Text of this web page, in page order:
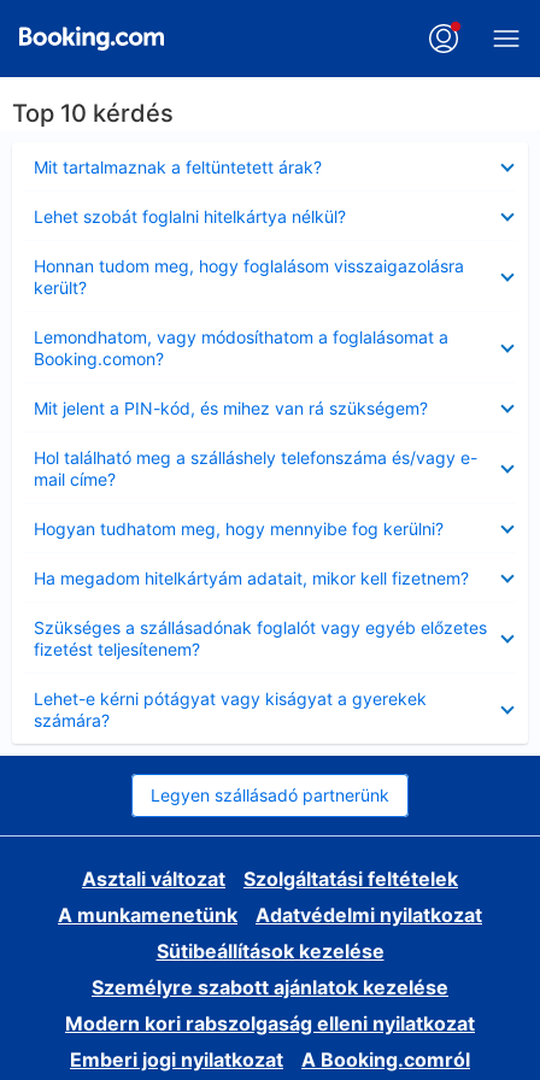
Top 10 kérdés
Mit tartalmaznak a feltüntetett árak?
Lehet szobát foglalni hitelkártya nélkül?
Honnan tudom meg, hogy foglalásom visszaigazolásra
került?
Lemondhatom, vagy módosíthatom a foglalásomat a
Booking.comon?
Mit jelent a PIN-kód, és mihez van rá szükségem?
Hol található meg a szálláshely telefonszáma és/vagy e-
mail címe?
Hogyan tudhatom meg, hogy mennyibe fog kerülni?
Ha megadom hitelkártyám adatait, mikor kell fizetnem?
Szükséges a szállásadónak foglalót vagy egyéb előzetes
fizetést teljesítenem?
Lehet-e kérni pótágyat vagy kiságyat a gyerekek
számára?
Legyen szállásadó partnerünk
Asztali változat
Szolgáltatási feltételek
A munkamenetünk
Adatvédelmi nyilatkozat
Sütibeállítások kezelése
Személyre szabott ajánlatok kezelése
Modern kori rabszolgaság elleni nyilatkozat
Emberi jogi nyilatkozat
A Booking.comról